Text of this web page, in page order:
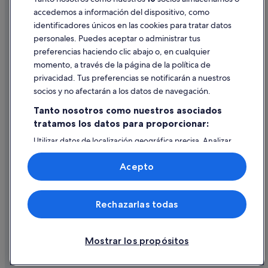
Campings de caravanas en Benijófar
Condominios en Rojales
Residences en Formentera del Segura
Hoteles con spa en San Fulgencio
Pensiones en Formentera del Segura
Ayuda
Cancelar un vuelo
Cancelar una reserva de hotel o de un alquiler vacacional
Utilizar un cupón de Expedia
Documentos para viajes internacionales
© 2026 Expedia, Inc., una empresa de Expedia Group. Todos los
derechos reservados. Expedia y el logotipo de Expedia son marcas
comerciales o marcas comerciales registradas de Expedia, Inc.
accedemos a información del dispositivo, como
identificadores únicos en las cookies para tratar datos
personales. Puedes aceptar o administrar tus
preferencias haciendo clic abajo o, en cualquier
momento, a través de la página de la política de
privacidad. Tus preferencias se notificarán a nuestros
socios y no afectarán a los datos de navegación.
Tanto nosotros como nuestros asociados
tratamos los datos para proporcionar:
Utilizar datos de localización geográfica precisa. Analizar
activamente las características del dispositivo para su
identificación. Almacenar la información en un dispositivo
y/o acceder a ella. Publicidad y contenido personalizados,
medición de publicidad y contenido, investigación de
audiencia y desarrollo de servicios.
Lista de asociados (proveedores)
Mostrar los propósitos
Rechazarlas todas
Acepto